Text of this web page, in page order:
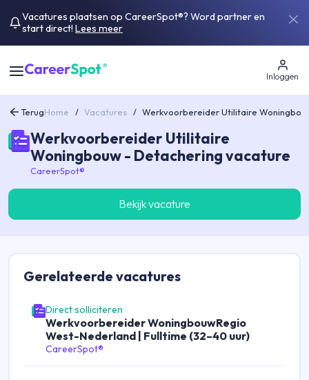
Vacatures plaatsen op CareerSpot®? Word partner en
start direct! Lees meer
Inloggen
TerugHome / Vacatures / Werkvoorbereider Utilitaire
Werkvoorbereider Utilitaire
Woningbouw - Detachering vacature
CareerSpot®
Bekijk vacature
Gerelateerde vacatures
Direct solliciteren
Werkvoorbereider WoningbouwRegio
West-Nederland | Fulltime (32–40 uur)
CareerSpot®